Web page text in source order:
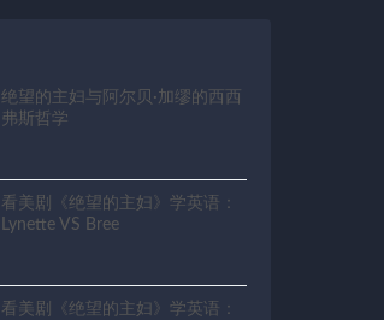
绝望的主妇与阿尔贝·加缪的西西
弗斯哲学
看美剧《绝望的主妇》学英语：
Lynette VS Bree
看美剧《绝望的主妇》学英语：